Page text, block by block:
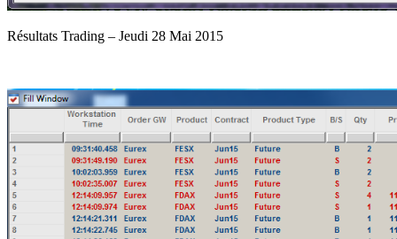
Résultats Trading – Jeudi 28 Mai 2015